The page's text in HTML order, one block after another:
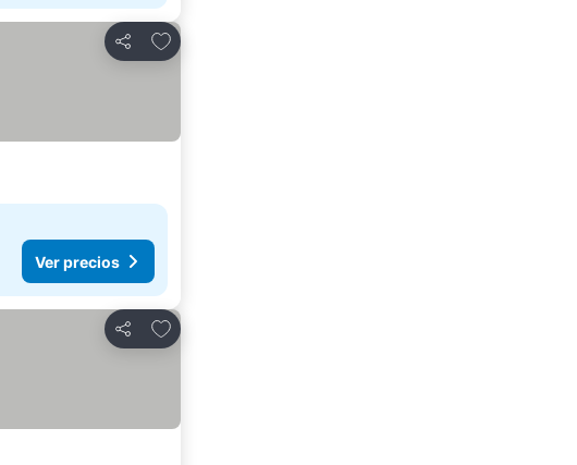
Compartir
Añadir a favoritos
Ver precios
Compartir
Añadir a favoritos